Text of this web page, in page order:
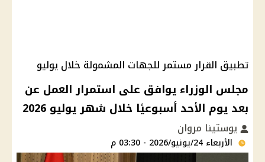
تطبيق القرار مستمر للجهات المشمولة خلال يوليو
مجلس الوزراء يوافق على استمرار العمل عن
بعد يوم الأحد أسبوعيًا خلال شهر يوليو 2026
يوستينا مروان
الأربعاء 24/يونيو/2026 - 03:30 م